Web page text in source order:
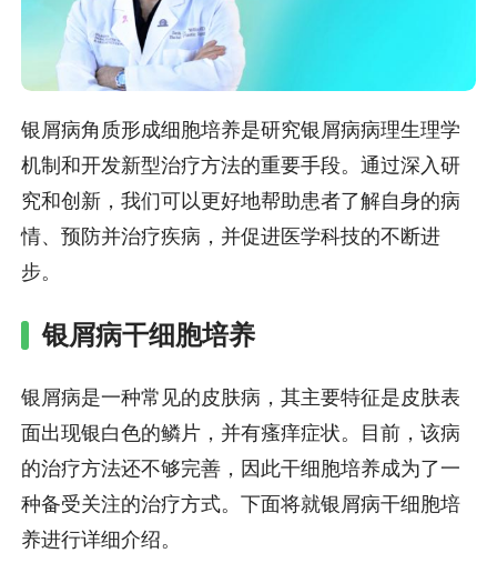
银屑病角质形成细胞培养是研究银屑病病理生理学
机制和开发新型治疗方法的重要手段。通过深入研
究和创新，我们可以更好地帮助患者了解自身的病
情、预防并治疗疾病，并促进医学科技的不断进
步。
银屑病干细胞培养
银屑病是一种常见的皮肤病，其主要特征是皮肤表
面出现银白色的鳞片，并有瘙痒症状。目前，该病
的治疗方法还不够完善，因此干细胞培养成为了一
种备受关注的治疗方式。下面将就银屑病干细胞培
养进行详细介绍。